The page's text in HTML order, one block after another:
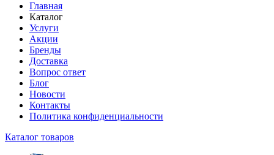
Главная
Каталог
Услуги
Акции
Бренды
Доставка
Вопрос ответ
Блог
Новости
Контакты
Политика конфиденциальности
Каталог товаров